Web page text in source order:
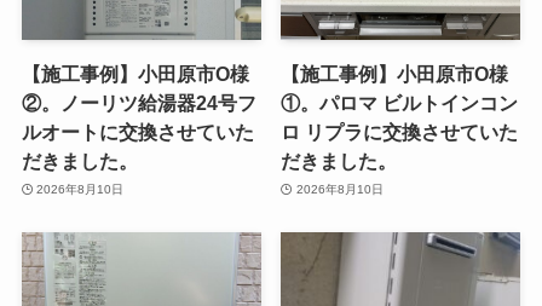
【施工事例】小田原市O様
②。ノーリツ給湯器24号フ
ルオートに交換させていた
だきました。
2026年8月10日
【施工事例】小田原市O様
①。パロマ ビルトインコン
ロ リプラに交換させていた
だきました。
2026年8月10日